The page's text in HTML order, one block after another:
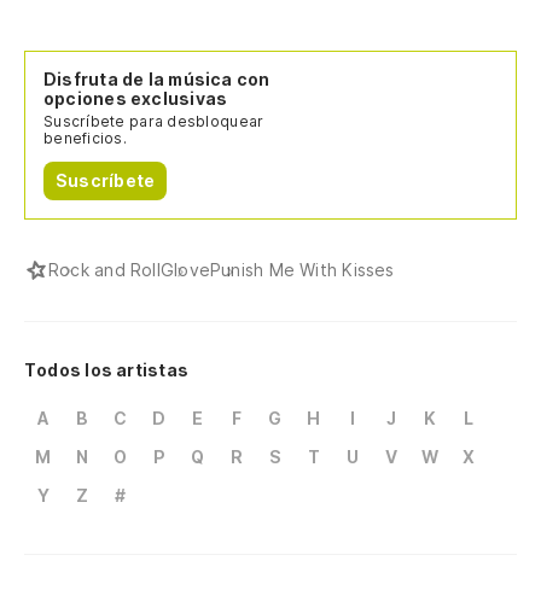
Disfruta de la música con
opciones exclusivas
Suscríbete para desbloquear
beneficios.
Suscríbete
Rock and RollGlovePunish Me With Kisses
Todos los artistas
A B C D E F G H I J K
L
M
N O P Q R S T U V W
X
Y
Z #